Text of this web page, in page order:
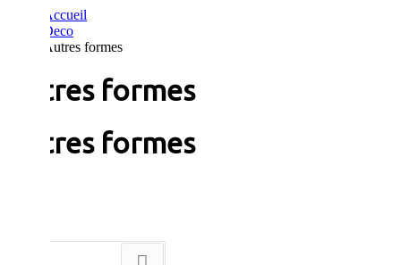
Accueil
Deco
Autres formes
Autres formes
Autres formes